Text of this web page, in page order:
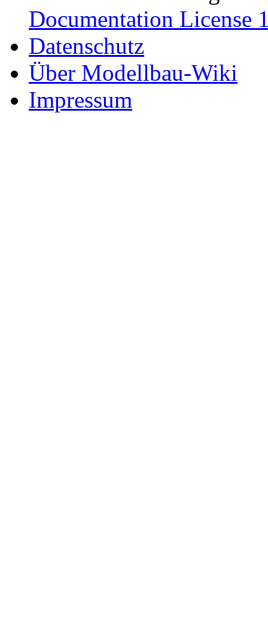
Documentation License
Datenschutz
Über Modellbau-Wiki
Impressum